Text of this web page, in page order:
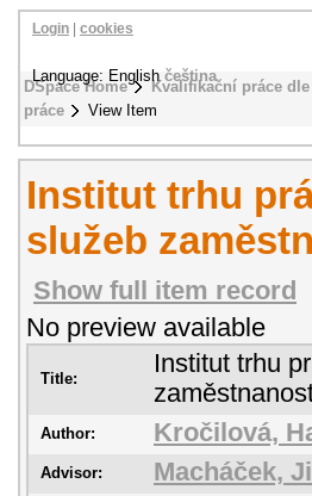
DSpace Home Kvalifikační práce
práce
View Item
Login cookies
Language: Englishčeština
Institut trhu
služeb
Show full item record
No preview available
Title:
Institut trhu
Author: Kročilová,
Advisor: Macháček,